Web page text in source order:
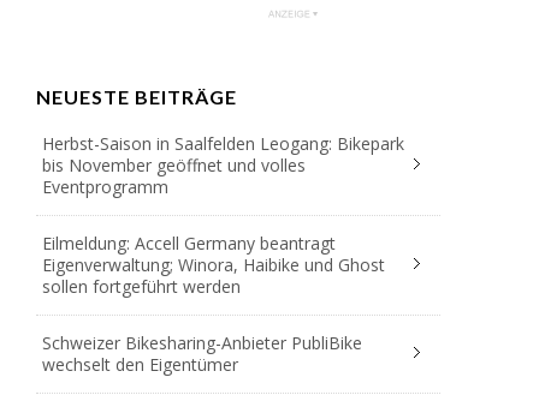
NEUESTE BEITRÄGE
Herbst-Saison in Saalfelden Leogang: Bikepark
bis November geöffnet und volles
Eventprogramm
Eilmeldung: Accell Germany beantragt
Eigenverwaltung; Winora, Haibike und Ghost
sollen fortgeführt werden
Schweizer Bikesharing-Anbieter PubliBike
wechselt den Eigentümer